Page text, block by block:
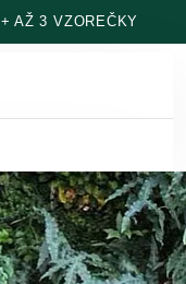
AŽ 3 VZOREČKY